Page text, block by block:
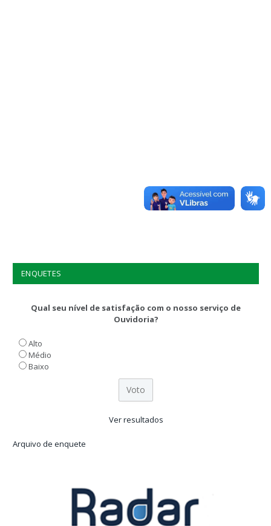
ENQUETES
Qual seu nível de satisfação com o nosso serviço de
Ouvidoria?
Alto
Médio
Baixo
Ver resultados
Arquivo de enquete